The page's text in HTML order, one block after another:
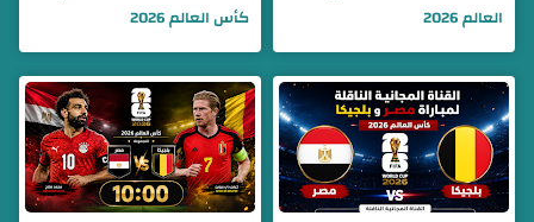
العالم 2026
كأس العالم 2026